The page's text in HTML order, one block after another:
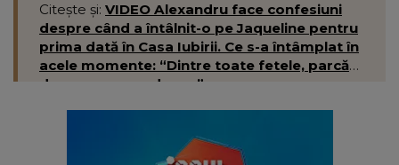
Citește și: VIDEO Alexandru face confesiuni
despre când a întâlnit-o pe Jaqueline pentru
prima dată în Casa Iubirii. Ce s-a întâmplat în
acele momente: “Dintre toate fetele, parcă
doar pe ea o vedeam.”